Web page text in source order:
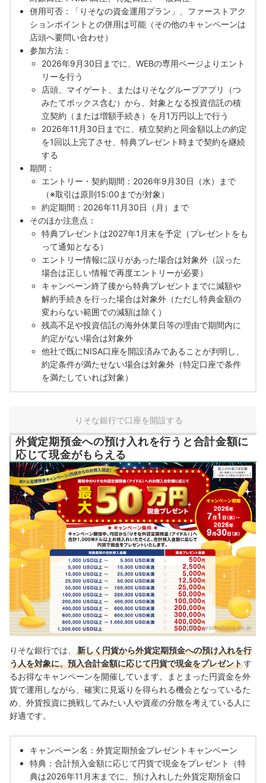
併用可否：「りそなの資金運用プラン」、ファーストアク
ションポイントとの併用は可能（その他のキャンペーンは
店頭へ要問い合わせ）
参加方法：
2026年9月30日までに、WEBの専用ページよりエント
リーを行う
店頭、マイゲート、またはりそなグループアプリ（つ
みたてボックス含む）から、対象となる投資信託の積
立契約（または増額手続き）を月1万円以上で行う
2026年11月30日までに、積立契約と同金額以上の約定
を1回以上完了させ、特典プレゼント時まで契約を継続
する
期間：
エントリー・契約期間：2026年9月30日（水）まで
（※取引は原則15:00までが対象）
約定期間：2026年11月30日（月）まで
そのほか注意点：
特典プレゼントは2027年1月末を予定（プレゼントをも
って通知となる）
エントリー情報に誤りがあった場合は対象外（誤った
場合は正しい情報で再度エントリーが必要）
キャンペーン終了後から特典プレゼントまでに減額や
解約手続きを行った場合は対象外（ただし特典金額の
変わらない範囲での減額は除く）
残高不足や投資信託の海外休業日等の理由で期間内に
約定がない場合は対象外
他社で既にNISA口座を開設済みであることが判明し、
約定条件が満たせない場合は対象外（特定口座で条件
を満たしていれば対象）
りそな銀行で口座を開設する
外貨定期預金への預け入れを行うと合計金額に
応じて現金がもらえる
出典：resonabank.co.jp
りそな銀行では、
新しく円貨から外貨定期預金への預け入れを行
う人を対象に、預入合計金額に応じて円貨で現金をプレゼントす
るお得なキャンペーンを開催しています。まとまった円資金を外
貨で運用しながら、確実に見返りを得られる機会となっているた
め、外貨投資に挑戦してみたい人や資産の分散を考えている人に
好適です。
キャンペーン名：外貨定期預金プレゼントキャンペーン
特典：合計預入金額に応じて円貨で現金をプレゼント（特
典は2026年11月末までに、預け入れした外貨定期預金口